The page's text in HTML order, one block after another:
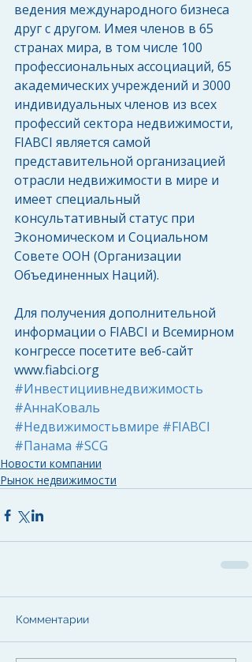
ведения международного бизнеса
друг с другом. Имея членов в 65
странах мира, в том числе 100
профессиональных ассоциаций, 65
академических учреждений и 3000
индивидуальных членов из всех
профессий сектора недвижимости,
FIABCI является самой
представительной организацией
отрасли недвижимости в мире и
имеет специальный
консультативный статус при
Экономическом и Социальном
Совете ООН (Организации
Объединенных Наций).
Для получения дополнительной
информации о FIABCI и Всемирном
конгрессе посетите веб-сайт
www.fiabci.org
#Инвестициивнедвижимость
#АннаКоваль
#Недвижимостьвмире #FIABCI
#Панама #SCG
Новости компании
Рынок недвижимости
Комментарии